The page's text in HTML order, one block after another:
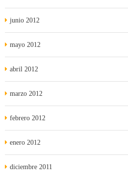
junio 2012
mayo 2012
abril 2012
marzo 2012
febrero 2012
enero 2012
diciembre 2011